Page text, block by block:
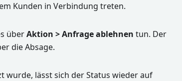
Kunden in Verbindung treten.
überAktion > Anfrage ablehnen tun. Der
die Absage.
wurde, lässt sich der Status wieder auf